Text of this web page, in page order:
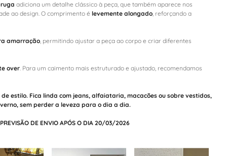
adiciona um detalhe clássico à peça, que também aparece nos
ao design. O comprimento é levemente alongado, reforçando a
amarração, permitindo ajustar a peça ao corpo e criar diferentes
over. Para um caimento mais estruturado e ajustado, recomendamos
estilo. Fica linda com jeans, alfaiataria, macacões ou sobre vestidos,
sem perder a leveza para o dia a dia.
DE ENVIO APÓS O DIA 20/03/2026